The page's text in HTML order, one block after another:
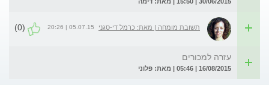
תשובת מומחה | מאת: כרמל די-סגני 05.07.15 | 20:26
(0)
עזרה למכורים
16/08/2015 | 05:46 | מאת: פלוני